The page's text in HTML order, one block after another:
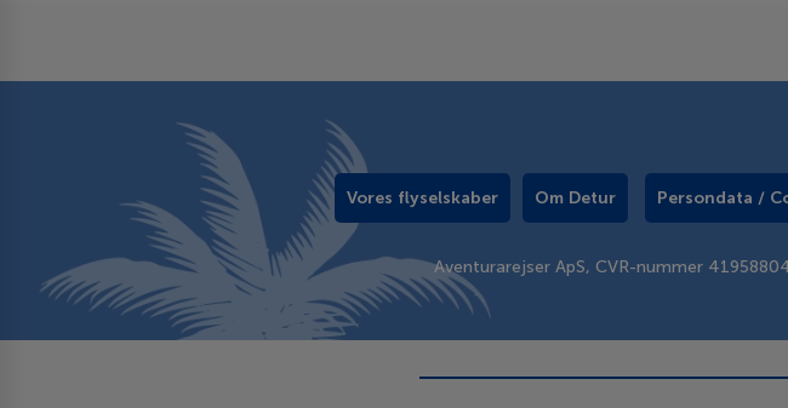
Vores flyselskaber Om Detur Persondata /
Aventurarejser ApS, CVR-nummer